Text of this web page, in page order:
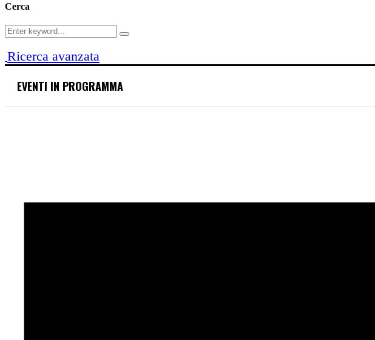
Cerca
Search
for:
Search
Ricerca avanzata
EVENTI IN PROGRAMMA